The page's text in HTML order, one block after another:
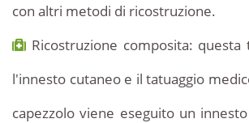
con altri metodi di ricostruzione.
Ricostruzione composita: questa
l'innesto cutaneo e il tatuaggio
capezzolo viene eseguito un